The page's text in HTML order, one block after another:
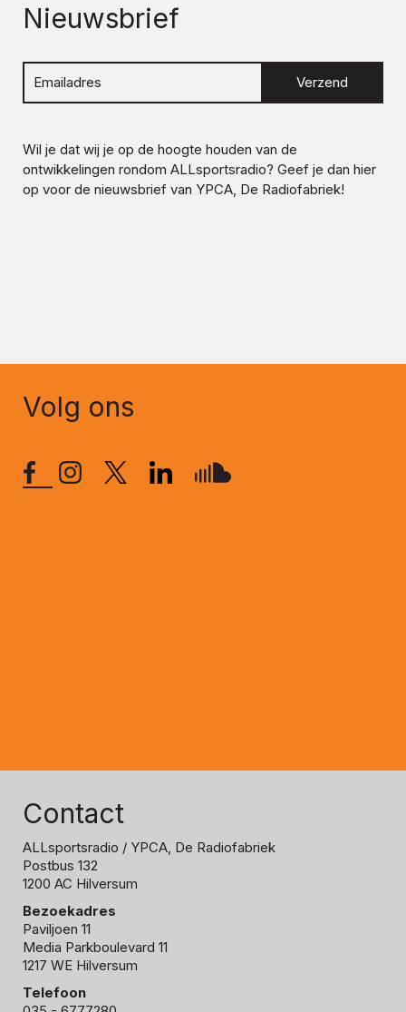
Nieuwsbrief
Verzend
Wil je dat wij je op de hoogte houden van de
ontwikkelingen rondom ALLsportsradio? Geef je dan hier
op voor de nieuwsbrief van YPCA, De Radiofabriek!
Volg ons
Contact
ALLsportsradio / YPCA, De Radiofabriek
Postbus 132
1200 AC Hilversum
Bezoekadres
Paviljoen 11
Media Parkboulevard 11
1217 WE Hilversum
Telefoon